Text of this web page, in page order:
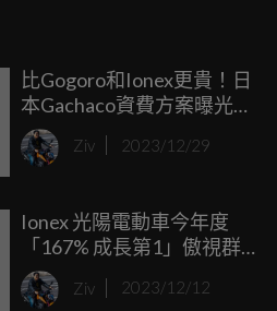
合一”資費方案，新方案為鼓勵
比Gogoro和Ionex更貴！日
本Gachaco資費方案曝光，
最低月租費233元台幣起。
Ziv 2023/12/29
Ionex 光陽電動車今年度
「167% 成長第1」傲視群
雄，超人氣兩大招牌車
款：i-One Air、i-One Fly
Ziv 2023/12/12